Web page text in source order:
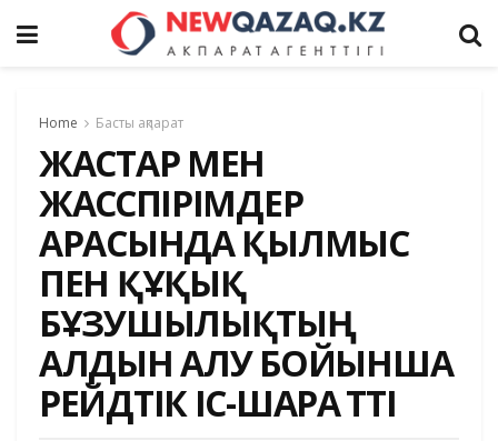
Home Басты ақпарат
ЖАСТАР МЕН
ЖАСӨСПІРІМДЕР
АРАСЫНДА ҚЫЛМЫС
ПЕН ҚҰҚЫҚ
БҰЗУШЫЛЫҚТЫҢ
АЛДЫН АЛУ БОЙЫНША
РЕЙДТІК ІС-ШАРА ӨТТІ